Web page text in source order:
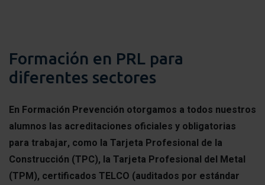
Formación en PRL para
diferentes sectores
En Formación Prevención otorgamos a todos nuestros
alumnos las acreditaciones oficiales y obligatorias
para trabajar, como la Tarjeta Profesional de la
Construcción (TPC), la Tarjeta Profesional del Metal
(TPM), certificados TELCO (auditados por estándar